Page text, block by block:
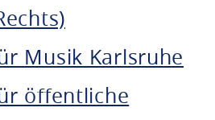
Musik Karlsruhe
öffentliche